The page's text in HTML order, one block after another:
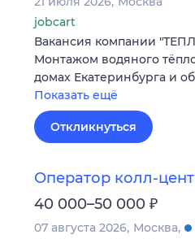
jobcart
Вакансия компании
Монтажом водяного
домах Екатеринбурга и
Показать ещё
Откликнуться
Оператор колл-
40 000–50 000 ₽
07 августа 2026 Москва